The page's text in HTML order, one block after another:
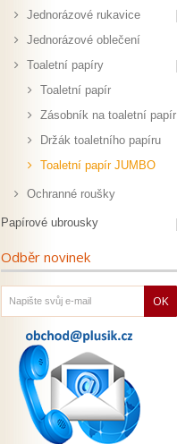
Jednorázové rukavice
Jednorázové oblečení
Toaletní papíry
Toaletní papír
Zásobník na toaletní papír
Držák toaletního papíru
Toaletní papír JUMBO
Ochranné roušky
Papírové ubrousky
Odběr novinek
OK